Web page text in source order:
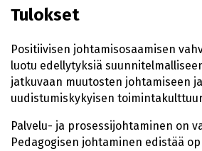
Tulokset
Positiivisen johtamisosaamisen
luotu edellytyksiä
jatkuvaan muutosten johtamiseen ja
uudistumiskykyisen
Palvelu- ja prosessijohtaminen on
Pedagogisen johtaminen edistää